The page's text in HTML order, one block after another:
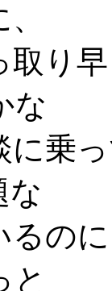
取り
な
に乗
な
るの
と